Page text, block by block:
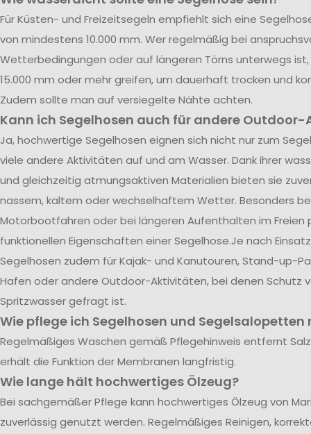
Für Küsten- und Freizeitsegeln empfiehlt sich eine
von mindestens 10.000 mm. Wer regelmäßig bei
Wetterbedingungen oder auf längeren Törns unterwegs
15.000 mm oder mehr greifen, um dauerhaft trocken und
Zudem sollte man auf versiegelte Nähte achten.
Kann ich Segelhosen auch für andere
Ja, hochwertige Segelhosen eignen sich nicht nur zum
viele andere Aktivitäten auf und am Wasser. Dank ihrer
und gleichzeitig atmungsaktiven Materialien bieten sie
nassem, kaltem oder wechselhaftem Wetter. Besonders
Motorbootfahren oder bei längeren Aufenthalten im Freien
funktionellen Eigenschaften einer Segelhose.Je nach
Segelhosen zudem für Kajak- und Kanutouren, Stand-up-
Hafen oder andere Outdoor-Aktivitäten, bei denen Schutz
Spritzwasser gefragt ist.
Wie pflege ich Segelhosen und Segelsalopetten
Regelmäßiges Waschen gemäß Pflegehinweis entfernt
erhält die Funktion der Membranen langfristig.
Wie lange hält hochwertiges Ölzeug?
Bei sachgemäßer Pflege kann hochwertiges Ölzeug von
zuverlässig genutzt werden. Regelmäßiges Reinigen,